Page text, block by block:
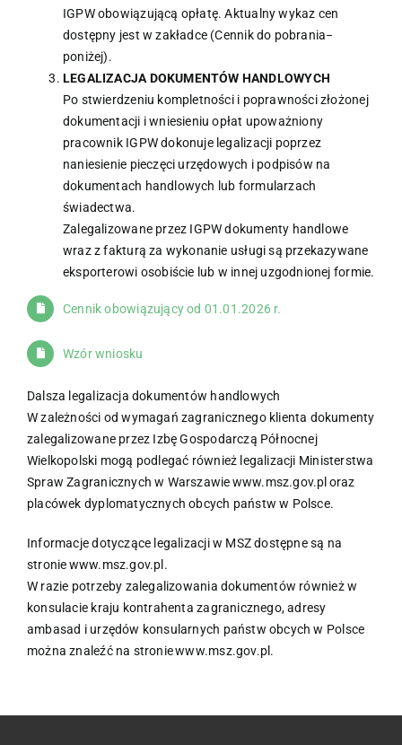
IGPW obowiązującą opłatę. Aktualny wykaz cen
dostępny jest w zakładce (Cennik do pobrania−
poniżej).
LEGALIZACJA DOKUMENTÓW HANDLOWYCH
Po stwierdzeniu kompletności i poprawności złożonej
dokumentacji i wniesieniu opłat upoważniony
pracownik IGPW dokonuje legalizacji poprzez
naniesienie pieczęci urzędowych i podpisów na
dokumentach handlowych lub formularzach
świadectwa.
Zalegalizowane przez IGPW dokumenty handlowe
wraz z fakturą za wykonanie usługi są przekazywane
eksporterowi osobiście lub w innej uzgodnionej formie.
Cennik obowiązujący od 01.01.2026 r.
Wzór wniosku
Dalsza legalizacja dokumentów handlowych
W zależności od wymagań zagranicznego klienta dokumenty
zalegalizowane przez Izbę Gospodarczą Północnej
Wielkopolski mogą podlegać również legalizacji Ministerstwa
Spraw Zagranicznych w Warszawie www.msz.gov.pl oraz
placówek dyplomatycznych obcych państw w Polsce.
Informacje dotyczące legalizacji w MSZ dostępne są na
stronie www.msz.gov.pl.
W razie potrzeby zalegalizowania dokumentów również w
konsulacie kraju kontrahenta zagranicznego, adresy
ambasad i urzędów konsularnych państw obcych w Polsce
można znaleźć na stronie www.msz.gov.pl.